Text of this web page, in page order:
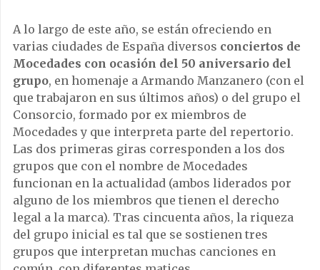
A lo largo de este año, se están ofreciendo en
varias ciudades de España diversos conciertos de
Mocedades con ocasión del 50 aniversario del
grupo, en homenaje a Armando Manzanero (con el
que trabajaron en sus últimos años) o del grupo el
Consorcio, formado por ex miembros de
Mocedades y que interpreta parte del repertorio.
Las dos primeras giras corresponden a los dos
grupos que con el nombre de Mocedades
funcionan en la actualidad (ambos liderados por
alguno de los miembros que tienen el derecho
legal a la marca). Tras cincuenta años, la riqueza
del grupo inicial es tal que se sostienen tres
grupos que interpretan muchas canciones en